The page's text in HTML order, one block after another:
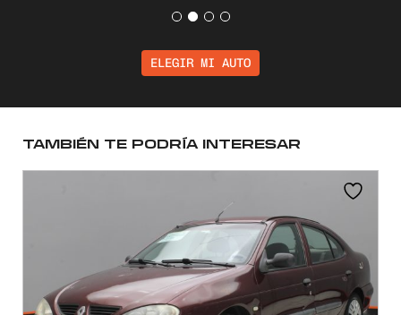
ELEGIR MI AUTO
TAMBIÉN TE PODRÍA INTERESAR